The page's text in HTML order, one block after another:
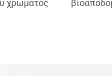
χρώματος